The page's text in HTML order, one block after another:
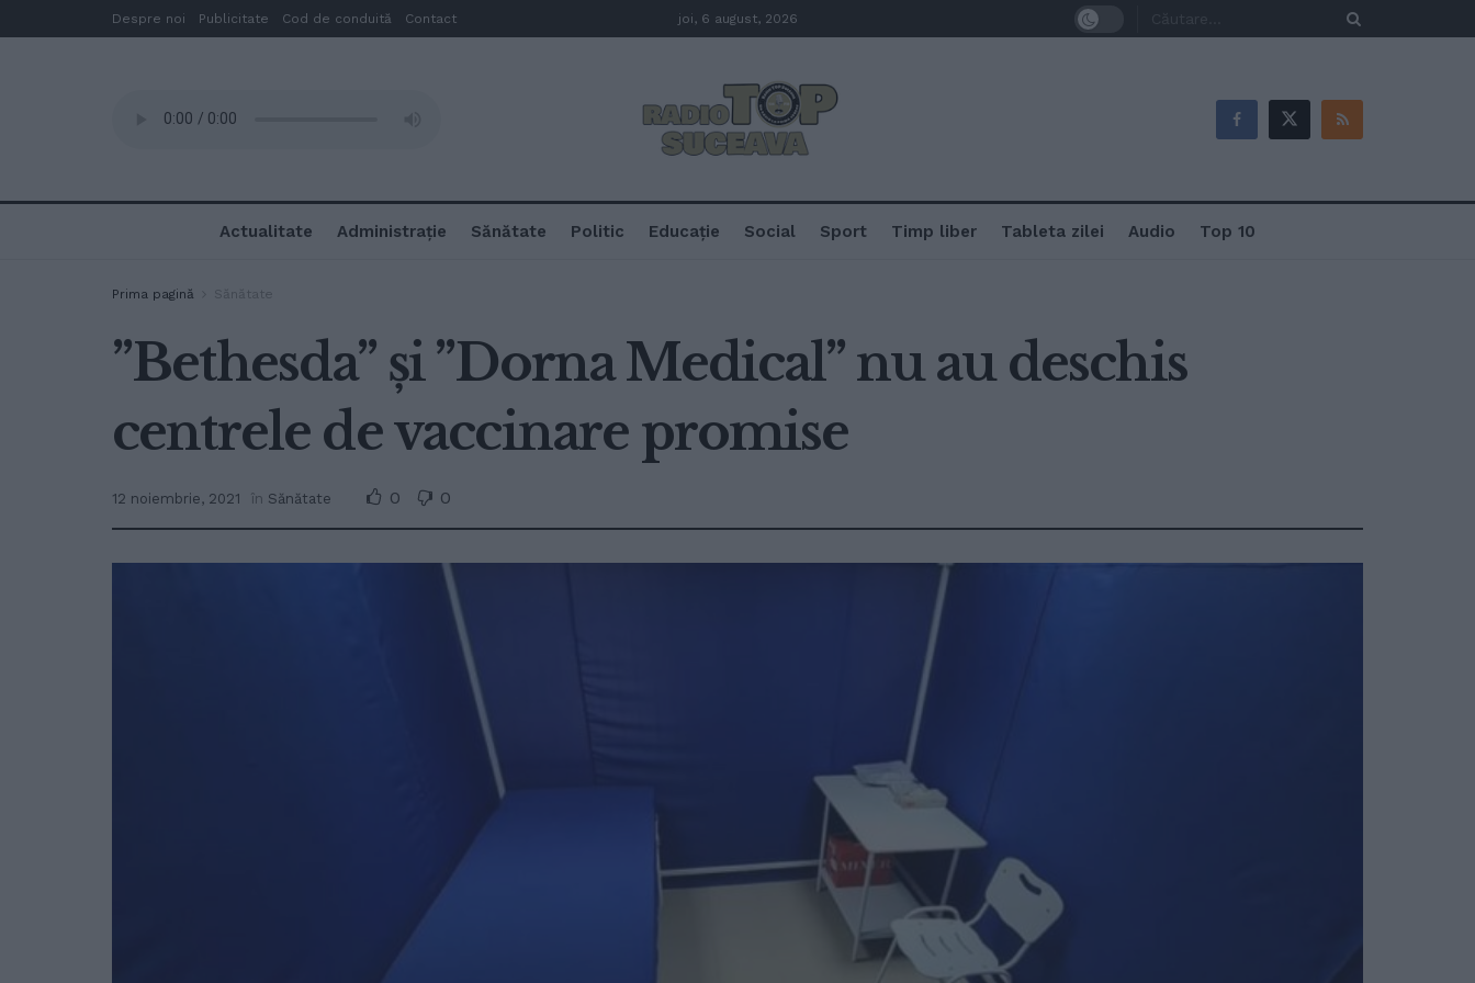
Despre noi Publicitate Cod de conduită Contact joi, 6 august, 2026
Actualitate Administrație Sănătate Politic Educație Social Sport Timp liber Tableta zilei Audio Top 10
Prima pagină Sănătate
”Bethesda” și ”Dorna Medical” nu au deschis
centrele de vaccinare promise
12 noiembrie, 2021 în Sănătate 0 0